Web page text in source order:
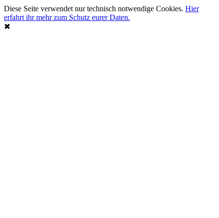
Diese Seite verwendet nur technisch notwendige Cookies. Hier
erfahrt ihr mehr zum Schutz eurer Daten.
✖